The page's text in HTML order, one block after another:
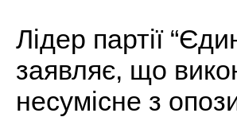
Лідер партії
заявляє, що
несумісне з